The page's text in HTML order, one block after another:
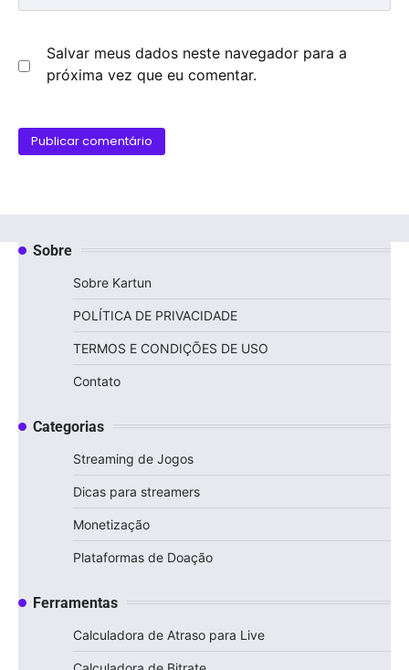
Salvar meus dados neste navegador para a
próxima vez que eu comentar.
Sobre
Sobre Kartun
POLÍTICA DE PRIVACIDADE
TERMOS E CONDIÇÕES DE USO
Contato
Categorias
Streaming de Jogos
Dicas para streamers
Monetização
Plataformas de Doação
Ferramentas
Calculadora de Atraso para Live